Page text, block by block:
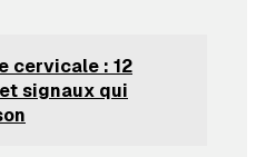
cervicale : 12
signaux qui